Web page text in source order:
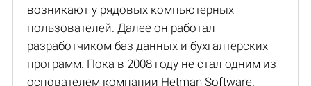
возникают у рядовых компьютерных
пользователей. Далее он работал
разработчиком баз данных и бухгалтерских
программ. Пока в 2008 году не стал одним из
основателем компании Hetman Software.